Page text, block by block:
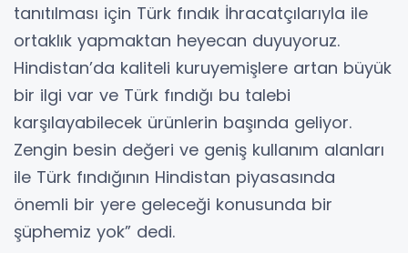
tanıtılması için Türk fındık İhracatçılarıyla ile
ortaklık yapmaktan heyecan duyuyoruz.
Hindistan’da kaliteli kuruyemişlere artan büyük
bir ilgi var ve Türk fındığı bu talebi
karşılayabilecek ürünlerin başında geliyor.
Zengin besin değeri ve geniş kullanım alanları
ile Türk fındığının Hindistan piyasasında
önemli bir yere geleceği konusunda bir
şüphemiz yok” dedi.